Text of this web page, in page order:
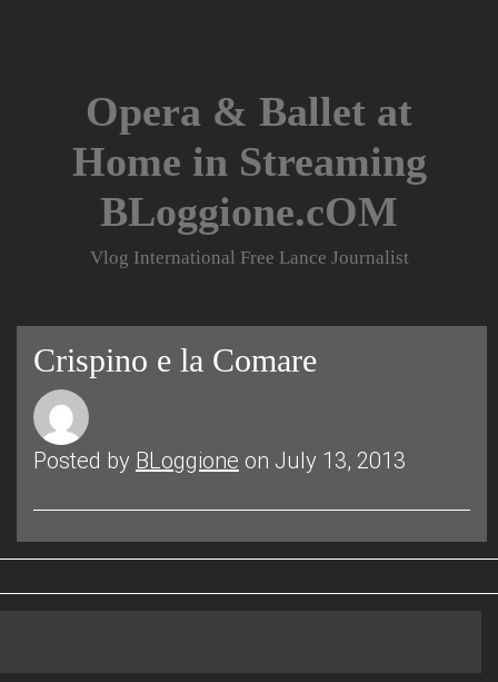
Opera & Ballet at
Home in Streaming
BLoggione.cOM
Vlog International Free Lance Journalist
Crispino e la Comare
Posted by BLoggione on July 13, 2013